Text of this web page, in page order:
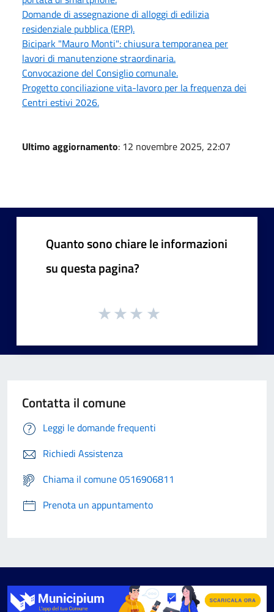
Domande di assegnazione di alloggi di edilizia
residenziale pubblica (ERP).
Bicipark "Mauro Monti": chiusura temporanea per
lavori di manutenzione straordinaria.
Convocazione del Consiglio comunale.
Progetto conciliazione vita-lavoro per la frequenza dei
Centri estivi 2026.
Ultimo aggiornamento: 12 novembre 2025, 22:07
Quanto sono chiare le informazioni
su questa pagina?
Contatta il comune
Leggi le domande frequenti
Richiedi Assistenza
Chiama il comune 0516906811
Prenota un appuntamento